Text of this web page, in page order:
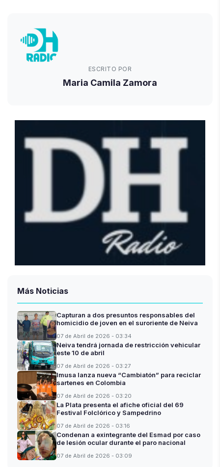
ESCRITO POR
Maria Camila Zamora
Más Noticias
Capturan a dos presuntos responsables del
homicidio de joven en el suroriente de Neiva
07 de Abril de 2026 - 03:34
Neiva tendrá jornada de restricción vehicular
este 10 de abril
07 de Abril de 2026 - 03:27
Imusa lanza nueva “Cambiatón” para reciclar
sartenes en Colombia
07 de Abril de 2026 - 03:20
La Plata presenta el afiche oficial del 69
Festival Folclórico y Sampedrino
07 de Abril de 2026 - 03:16
Condenan a exintegrante del Esmad por caso
de lesión ocular durante el paro nacional
07 de Abril de 2026 - 03:09